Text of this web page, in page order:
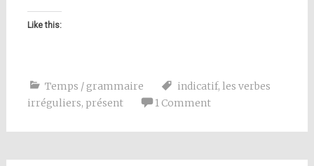
Like this:
Temps / grammaire indicatif, les verbes
irréguliers, présent 1 Comment